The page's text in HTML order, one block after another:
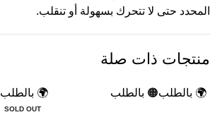
المحدد حتى لا تتحرك بسهولة أو تنقلب.
منتجات ذات صلة
🌍 بالطلب🟠 بالطلب 🌍 بالطلب
SOLD OUT